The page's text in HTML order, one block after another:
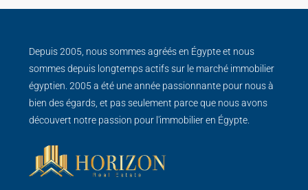
Depuis 2005, nous sommes agréés en Égypte et nous
sommes depuis longtemps actifs sur le marché immobilier
égyptien. 2005 a été une année passionnante pour nous à
bien des égards, et pas seulement parce que nous avons
découvert notre passion pour l'immobilier en Égypte.